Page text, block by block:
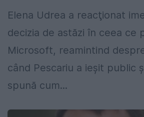
Elena Udrea a reacţionat
decizia de astăzi în ceea ce
Microsoft, reamintind
când Pescariu a ieşit public
spună cum...